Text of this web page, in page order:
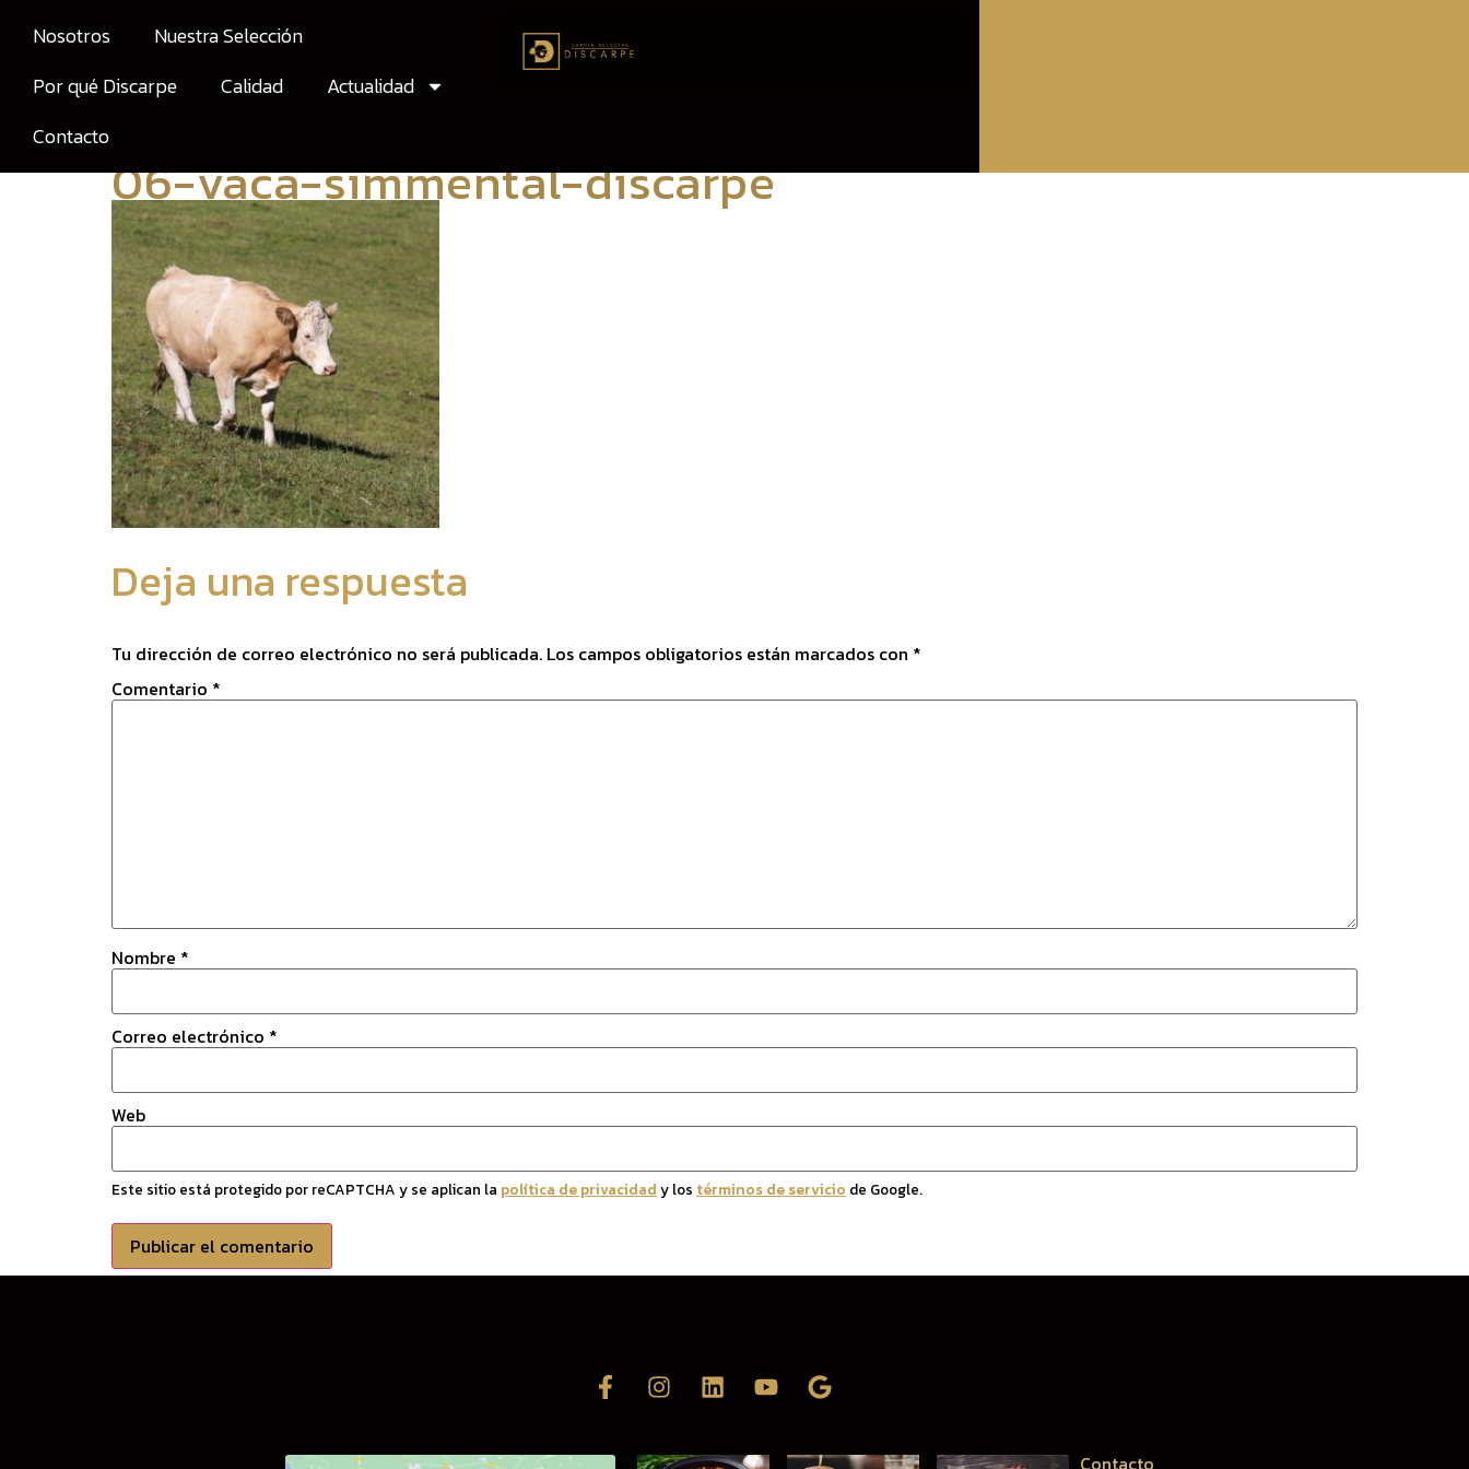
administracion@carni
Nosotros
Nuestra Selección
Por qué Discarpe
Calidad
Actualidad
Contacto
06-vaca-simmental-discarpe
Deja una respuesta
Tu dirección de correo electrónico no será publicada. Los campos obligatorios están marcados con *
Comentario *
Nombre *
Correo electrónico *
Web
Este sitio está protegido por reCAPTCHA y se aplican la política de privacidad y los términos de servicio de Google.
Contacto